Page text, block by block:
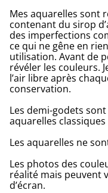
Mes aquarelles sont
contenant du sirop
des imperfections
ce qui ne gêne en
utilisation. Avant de
révéler les couleurs.
l’air libre après
conservation.
Les demi-godets
aquarelles
Les aquarelles ne
Les photos des
réalité mais peuvent
d’écran.